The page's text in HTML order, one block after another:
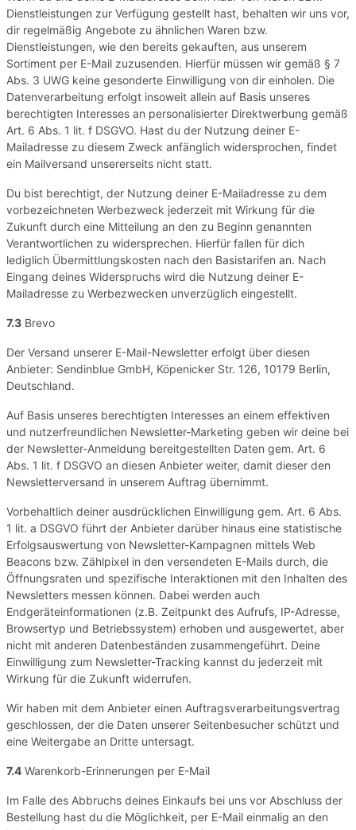
Dienstleistungen zur Verfügung gestellt hast, behalten wir uns vor,
dir regelmäßig Angebote zu ähnlichen Waren bzw.
Dienstleistungen, wie den bereits gekauften, aus unserem
Sortiment per E-Mail zuzusenden. Hierfür müssen wir gemäß § 7
Abs. 3 UWG keine gesonderte Einwilligung von dir einholen. Die
Datenverarbeitung erfolgt insoweit allein auf Basis unseres
berechtigten Interesses an personalisierter Direktwerbung gemäß
Art. 6 Abs. 1 lit. f DSGVO. Hast du der Nutzung deiner E-
Mailadresse zu diesem Zweck anfänglich widersprochen, findet
ein Mailversand unsererseits nicht statt.
Du bist berechtigt, der Nutzung deiner E-Mailadresse zu dem
vorbezeichneten Werbezweck jederzeit mit Wirkung für die
Zukunft durch eine Mitteilung an den zu Beginn genannten
Verantwortlichen zu widersprechen. Hierfür fallen für dich
lediglich Übermittlungskosten nach den Basistarifen an. Nach
Eingang deines Widerspruchs wird die Nutzung deiner E-
Mailadresse zu Werbezwecken unverzüglich eingestellt.
7.3 Brevo
Der Versand unserer E-Mail-Newsletter erfolgt über diesen
Anbieter: Sendinblue GmbH, Köpenicker Str. 126, 10179 Berlin,
Deutschland.
Auf Basis unseres berechtigten Interesses an einem effektiven
und nutzerfreundlichen Newsletter-Marketing geben wir deine bei
der Newsletter-Anmeldung bereitgestellten Daten gem. Art. 6
Abs. 1 lit. f DSGVO an diesen Anbieter weiter, damit dieser den
Newsletterversand in unserem Auftrag übernimmt.
Vorbehaltlich deiner ausdrücklichen Einwilligung gem. Art. 6 Abs.
1 lit. a DSGVO führt der Anbieter darüber hinaus eine statistische
Erfolgsauswertung von Newsletter-Kampagnen mittels Web
Beacons bzw. Zählpixel in den versendeten E-Mails durch, die
Öffnungsraten und spezifische Interaktionen mit den Inhalten des
Newsletters messen können. Dabei werden auch
Endgeräteinformationen (z.B. Zeitpunkt des Aufrufs, IP-Adresse,
Browsertyp und Betriebssystem) erhoben und ausgewertet, aber
nicht mit anderen Datenbeständen zusammengeführt. Deine
Einwilligung zum Newsletter-Tracking kannst du jederzeit mit
Wirkung für die Zukunft widerrufen.
Wir haben mit dem Anbieter einen Auftragsverarbeitungsvertrag
geschlossen, der die Daten unserer Seitenbesucher schützt und
eine Weitergabe an Dritte untersagt.
7.4 Warenkorb-Erinnerungen per E-Mail
Im Falle des Abbruchs deines Einkaufs bei uns vor Abschluss der
Bestellung hast du die Möglichkeit, per E-Mail einmalig an den